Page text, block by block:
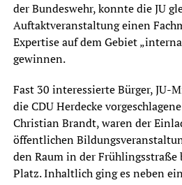
der Bundeswehr, konnte die JU
Auftaktveranstaltung einen
Expertise auf dem Gebiet
gewinnen.
Fast 30 interessierte Bürger, JU-
die CDU Herdecke
Christian Brandt, waren der
öffentlichen
den Raum in der
Platz. Inhaltlich ging es neben